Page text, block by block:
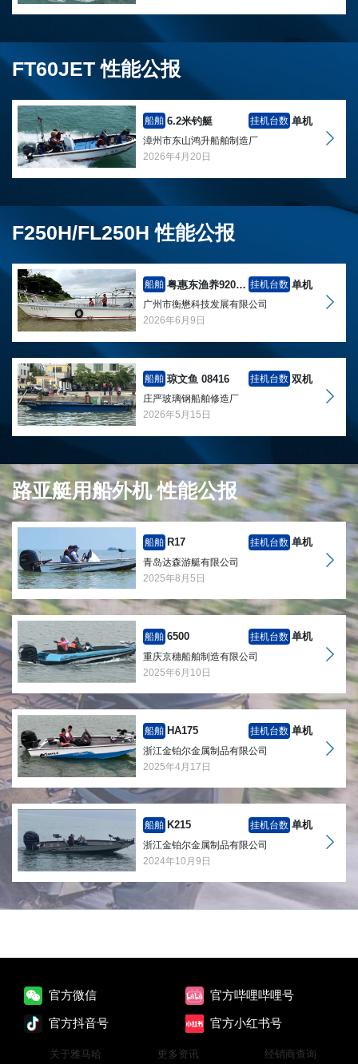
FT60JET 性能公报
船舶 6.2米钓艇 挂机台数 单机
漳州市东山鸿升船舶制造厂
2026年4月20日
F250H/FL250H 性能公报
船舶 粤惠东渔养92011 挂机台数 单机
广州市衡懋科技发展有限公司
2026年6月9日
船舶 琼文鱼 08416 挂机台数 双机
庄严玻璃钢船舶修造厂
2026年5月15日
路亚艇用船外机 性能公报
船舶 R17 挂机台数 单机
青岛达森游艇有限公司
2025年8月5日
船舶 6500 挂机台数 单机
重庆京穗船舶制造有限公司
2025年6月10日
船舶 HA175 挂机台数 单机
浙江金铂尔金属制品有限公司
2025年4月17日
船舶 K215 挂机台数 单机
浙江金铂尔金属制品有限公司
2024年10月9日
官方微信 官方哔哩哔哩号
官方抖音号 官方小红书号
关于雅马哈 更多资讯 经销商查询